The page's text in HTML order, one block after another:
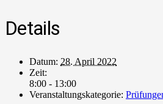
Details
Datum: 28. April 2022
Zeit:
8:00 - 13:00
Veranstaltungskategorie: